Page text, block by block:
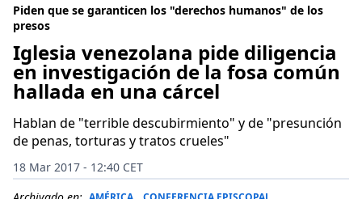
Piden que se garanticen los "derechos humanos" de los
presos
Iglesia venezolana pide diligencia
en investigación de la fosa común
hallada en una cárcel
Hablan de "terrible descubirmiento" y de "presunción
de penas, torturas y tratos crueles"
18 Mar 2017 - 12:40 CET